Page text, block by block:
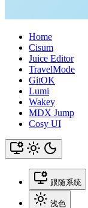
Home
Cisum
Juice Editor
TravelMode
GitOK
Lumi
Wakey
MDX Jump
Cosy UI
跟随系统
浅色